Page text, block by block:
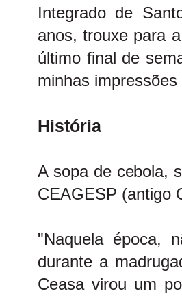
Integrado de
anos, trouxe para
último final de
minhas
História
A sopa de cebola,
CEAGESP (antigo
"Naquela época,
durante a
Ceasa virou um